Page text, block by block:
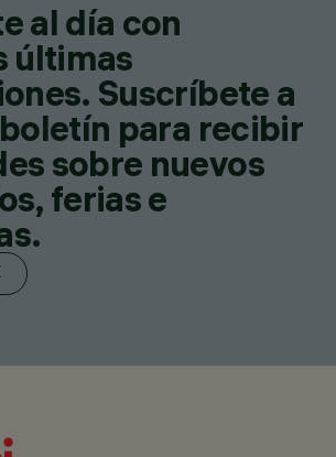
al día con
últimas
Suscríbete a
para recibir
sobre nuevos
ferias e